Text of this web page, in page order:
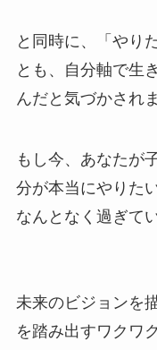
と同時に、「やり
とも、自分軸で生
んだと気づかされ
もし今、あなたが
分が本当にやりた
なんとなく過ぎて
未来のビジョンを
を踏み出すワクワ